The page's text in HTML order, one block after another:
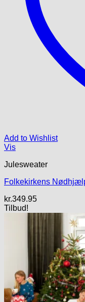
Add to Wishlist
Vis
Julesweater
Folkekirkens
kr.349.95
Tilbud!